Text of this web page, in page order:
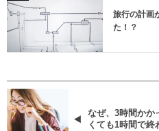
旅行の計画
た！？
なぜ、3時間かか
くても1時間で終